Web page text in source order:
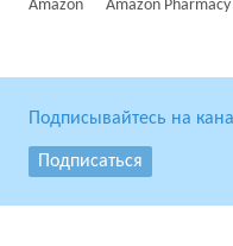
Amazon Amazon Pharmacy
Подписывайтесь на
Подписаться